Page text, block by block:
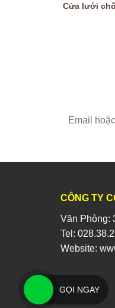
Cửa lưới
CÔNG TY
Văn Phòng:
Tel:
Website:
GỌI NGAY